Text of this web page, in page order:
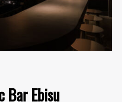
Bar Ebisu